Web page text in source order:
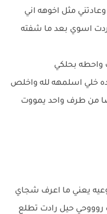
مثل اخوهه اني
بشارع ردت اسوي بعد ما شفته
واحطه بحلكي
خلي اسلمهه لله واخلص
من طرف واحد يمووت
يعني ما اعرف شجاي
روووحي حيل رادت تطلع